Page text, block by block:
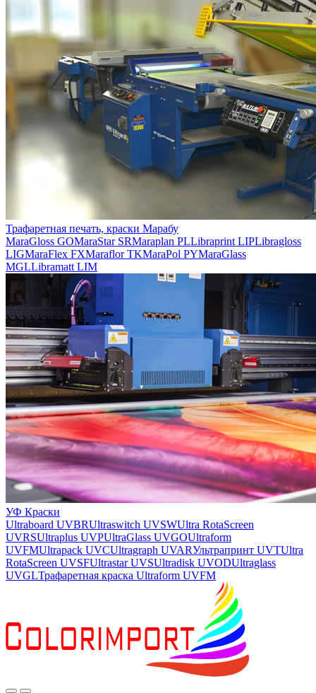
Трафаретная печать, краски Марабу
MaraGloss GOMaraStar SRMaraplan PLLibraprint LIPLibragloss
LIGMaraFlex FXMaraflor TKMaraPol PYMaraGlass
MGLLibramatt LIM
УФ Краски
Ultraboard UVBRUltraswitch UVSWUltra RotaScreen
UVRSUltraplus UVPUltraGlass UVGOUltraform
UVFMUltrapack UVCUltragraph UVARУльтрапринт UVTUltra
RotaScreen UVSFUltrastar UVSUltradisk UVODUltraglass
UVGLТрафаретная краска Ultraform UVFM